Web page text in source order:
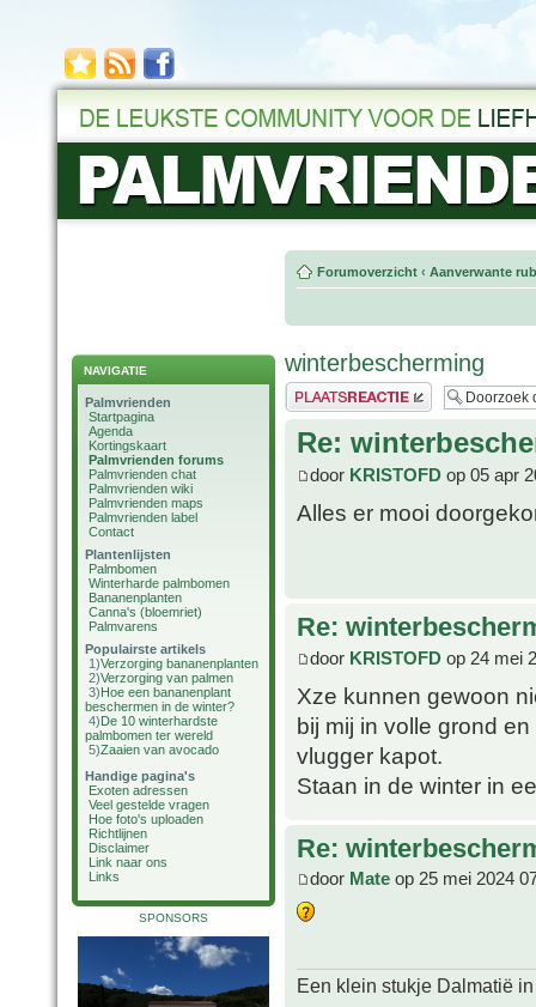
NAVIGATIE
Palmvrienden
Startpagina
Agenda
Kortingskaart
Palmvrienden forums
Palmvrienden chat
Palmvrienden wiki
Palmvrienden maps
Palmvrienden label
Contact
Plantenlijsten
Palmbomen
Winterharde palmbomen
Bananenplanten
Canna's (bloemriet)
Palmvarens
Populairste artikels
1)Verzorging bananenplanten
2)Verzorging van palmen
3)Hoe een bananenplant
beschermen in de winter?
4)De 10 winterhardste
palmbomen ter wereld
5)Zaaien van avocado
Handige pagina's
Exoten adressen
Veel gestelde vragen
Hoe foto's uploaden
Richtlijnen
Disclaimer
Link naar ons
Links
SPONSORS
Forumoverzicht ‹ Aanverwante
winterbescherming
Plaats een reactie
Re:
door KRISTOFD op 05 apr
Alles er mooi
Re:
door KRISTOFD op 24 mei
Xze kunnen gewoon
bij mij in volle grond
vlugger kapot.
Staan in de winter in
Re:
door Mate op 25 mei 2024
Een klein stukje Dalmatië